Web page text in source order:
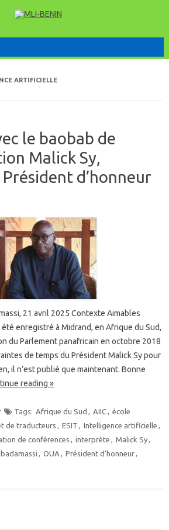
Skip to content
ARTIFICIELLE
le baobab de
Malick Sy,
d’honneur
21 avril 2025 Contexte Aimables
enregistré à Midrand, en Afrique du Sud,
du Parlement panafricain en octobre 2018
de temps du Président Malick Sy pour
il n’est publié que maintenant. Bonne
reading »
Tags: Afrique du Sud , AIIC, école
de traducteurs , ESIT , Intelligence artificielle ,
de conférences , interprète , Malick Sy,
, OUA , Président d'honneur,